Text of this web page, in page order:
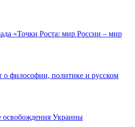
«Точки Роста: мир России – мир
о философии, политике и русском
Украины